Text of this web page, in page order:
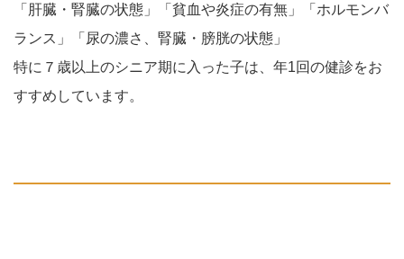
「肝臓・腎臓の状態」「貧血や炎症の有無」「ホルモンバ
ランス」「尿の濃さ、腎臓・膀胱の状態」
特に７歳以上のシニア期に入った子は、年1回の健診をお
すすめしています。